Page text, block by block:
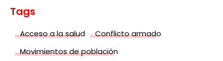
Tags
Acceso a la salud
Conflicto armado
Movimientos de población